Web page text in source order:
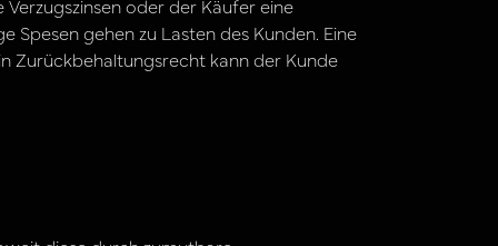
Verzugszinsen oder der Käufer eine
Spesen gehen zu Lasten des Kunden. Eine
Zurückbehaltungsrecht kann der Kunde